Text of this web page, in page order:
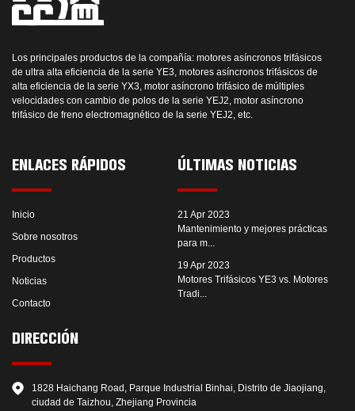
Los principales productos de la compañía: motores asíncronos trifásicos
de ultra alta eficiencia de la serie YE3, motores asíncronos trifásicos de
alta eficiencia de la serie YX3, motor asíncrono trifásico de múltiples
velocidades con cambio de polos de la serie YEJ2, motor asíncrono
trifásico de freno electromagnético de la serie YEJ2, etc.
ENLACES RÁPIDOS
Inicio
Sobre nosotros
Productos
Noticias
Contacto
ÚLTIMAS NOTICIAS
21 Apr 2023
Mantenimiento y mejores prácticas
para m...
19 Apr 2023
Motores Trifásicos YE3 vs. Motores
Tradi...
DIRECCIÓN
1828 Haichang Road, Parque Industrial Binhai, Distrito de Jiaojiang,
ciudad de Taizhou, Zhejiang Provincia